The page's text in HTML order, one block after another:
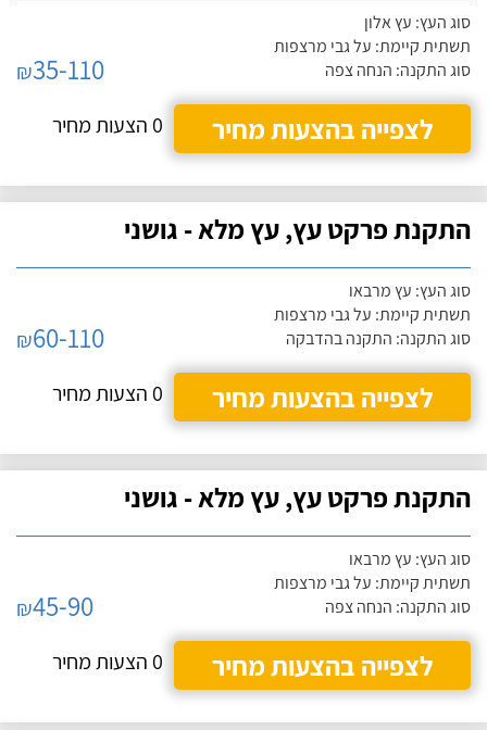
סוג העץ: עץ אלון
תשתית קיימת: על גבי מרצפות
סוג התקנה: הנחה צפה
₪35-110
לצפייה בהצעות מחיר
0 הצעות מחיר
התקנת פרקט עץ, עץ מלא - גושני
סוג העץ: עץ מרבאו
תשתית קיימת: על גבי מרצפות
סוג התקנה: התקנה בהדבקה
₪60-110
לצפייה בהצעות מחיר
0 הצעות מחיר
התקנת פרקט עץ, עץ מלא - גושני
סוג העץ: עץ מרבאו
תשתית קיימת: על גבי מרצפות
סוג התקנה: הנחה צפה
₪45-90
לצפייה בהצעות מחיר
0 הצעות מחיר